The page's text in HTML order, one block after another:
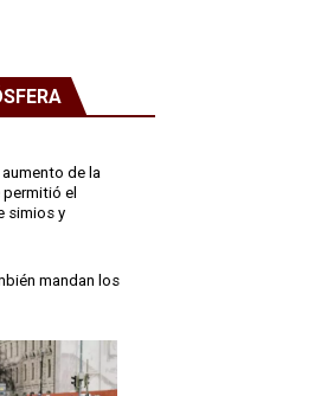
de la
el
simios y
mandan los